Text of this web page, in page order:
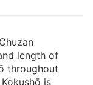
length of
throughout
is